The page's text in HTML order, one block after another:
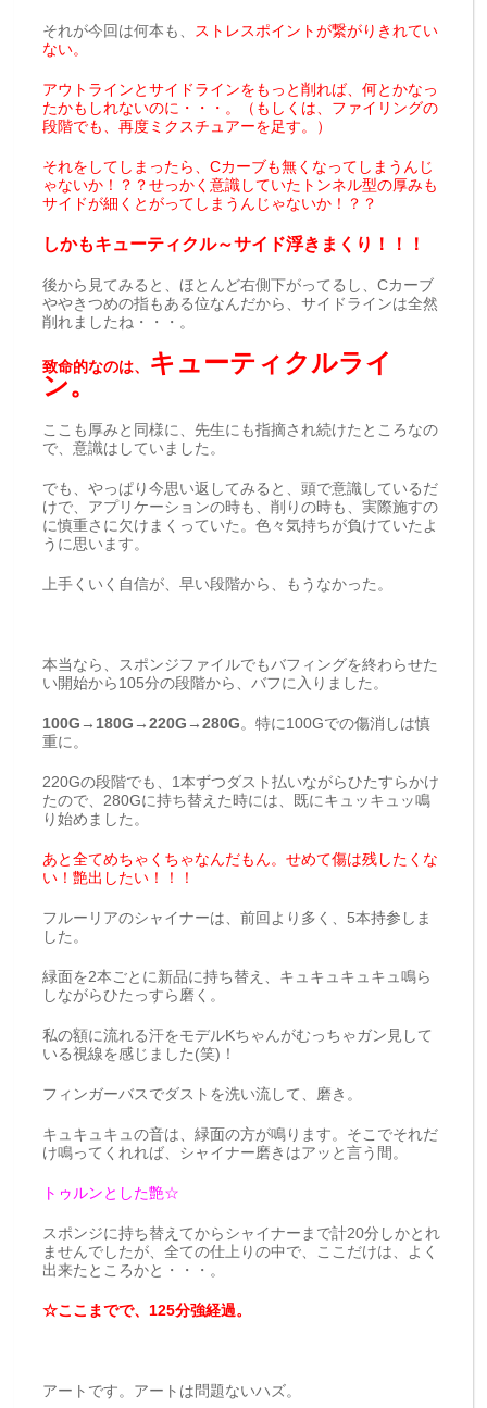
それが今回は何本も、 ストレスポイントが繋がりきれてい
ない。
アウトラインとサイドラインをもっと削れば、何とかなっ
たかもしれないのに・・・。（もしくは、ファイリングの
段階でも、再度ミクスチュアーを足す。）
それをしてしまったら、Cカーブも無くなってしまうんじ
ゃないか！？？せっかく意識していたトンネル型の厚みも
サイドが細くとがってしまうんじゃないか！？？
しかもキューティクル～サイド浮きまくり！！！
後から見てみると、ほとんど右側下がってるし、Cカーブ
ややきつめの指もある位なんだから、サイドラインは全然
削れましたね・・・。
致命的なのは、 キューティクルライ
ン。
ここも厚みと同様に、先生にも指摘され続けたところなの
で、意識はしていました。
でも、やっぱり今思い返してみると、頭で意識しているだ
けで、アプリケーションの時も、削りの時も、実際施すの
に慎重さに欠けまくっていた。色々気持ちが負けていたよ
うに思います。
上手くいく自信が、早い段階から、もうなかった。
本当なら、スポンジファイルでもバフィングを終わらせた
い開始から105分の段階から、バフに入りました。
100G→180G→220G→280G。特に100Gでの傷消しは慎
重に。
220Gの段階でも、1本ずつダスト払いながらひたすらかけ
たので、280Gに持ち替えた時には、既にキュッキュッ鳴
り始めました。
あと全てめちゃくちゃなんだもん。せめて傷は残したくな
い！艶出したい！！！
フルーリアのシャイナーは、前回より多く、5本持参しま
した。
緑面を2本ごとに新品に持ち替え、キュキュキュキュ鳴ら
しながらひたっすら磨く。
私の額に流れる汗をモデルKちゃんがむっちゃガン見して
いる視線を感じました(笑)！
フィンガーバスでダストを洗い流して、磨き。
キュキュキュの音は、緑面の方が鳴ります。そこでそれだ
け鳴ってくれれば、シャイナー磨きはアッと言う間。
トゥルンとした艶☆
スポンジに持ち替えてからシャイナーまで計20分しかとれ
ませんでしたが、全ての仕上りの中で、ここだけは、よく
出来たところかと・・・。
☆ここまでで、125分強経過。
アートです。アートは問題ないハズ。